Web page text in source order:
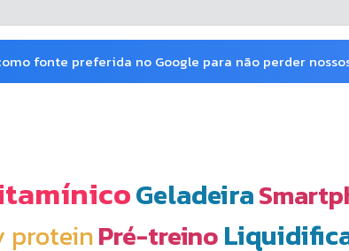
fonte preferida no Google para não perder
Geladeira
proteinPré-treino